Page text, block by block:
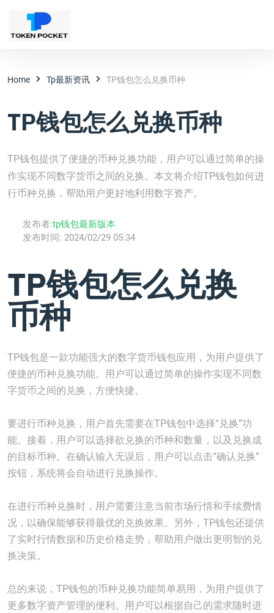
Home Tp最新资讯 TP钱包怎么兑换币种
TP钱包怎么兑换币种
TP钱包提供了便捷的币种兑换功能，用户可以通过简单的操
作实现不同数字货币之间的兑换。本文将介绍TP钱包如何进
行币种兑换，帮助用户更好地利用数字资产。
发布者:tp钱包最新版本
发布时间: 2024/02/29 05:34
TP钱包怎么兑换
币种
TP钱包是一款功能强大的数字货币钱包应用，为用户提供了
便捷的币种兑换功能。用户可以通过简单的操作实现不同数
字货币之间的兑换，方便快捷。
要进行币种兑换，用户首先需要在TP钱包中选择“兑换”功
能。接着，用户可以选择欲兑换的币种和数量，以及兑换成
的目标币种。在确认输入无误后，用户可以点击“确认兑换”
按钮，系统将会自动进行兑换操作。
在进行币种兑换时，用户需要注意当前市场行情和手续费情
况，以确保能够获得最优的兑换效果。另外，TP钱包还提供
了实时行情数据和历史价格走势，帮助用户做出更明智的兑
换决策。
总的来说，TP钱包的币种兑换功能简单易用，为用户提供了
更多数字资产管理的便利。用户可以根据自己的需求随时进